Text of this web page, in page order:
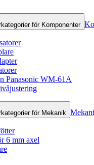
för Komponenter
Panasonic WM-61A
för Mekanik
6 mm axel